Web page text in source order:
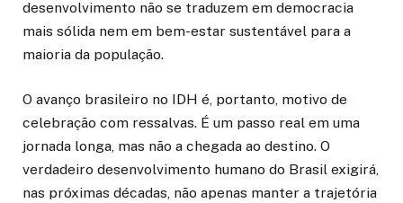
desenvolvimento não se traduzem em democracia
mais sólida nem em bem-estar sustentável para a
maioria da população.
O avanço brasileiro no IDH é, portanto, motivo de
celebração com ressalvas. É um passo real em uma
jornada longa, mas não a chegada ao destino. O
verdadeiro desenvolvimento humano do Brasil exigirá,
nas próximas décadas, não apenas manter a trajetória